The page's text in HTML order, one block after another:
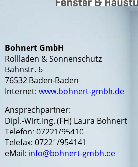
Bohnert GmbH
Rollladen & Sonnenschutz
Bahnstr. 6
76532 Baden-Baden
Internet: www.bohnert-gmbh.de
Ansprechpartner:
Dipl.-Wirt.Ing. (FH) Laura Bohnert
Telefon: 07221/95410
Telefax: 07221/954141
eMail: info@bohnert-gmbh.de